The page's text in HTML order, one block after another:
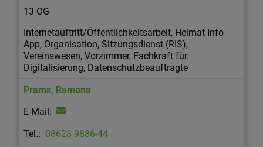
13 OG
Internetauftritt/Öffentlichkeitsarbeit, Heimat Info
App, Organisation, Sitzungsdienst (RIS),
Vereinswesen, Vorzimmer, Fachkraft für
Digitalisierung, Datenschutzbeauftragte
Prams, Ramona
08623 9886-44